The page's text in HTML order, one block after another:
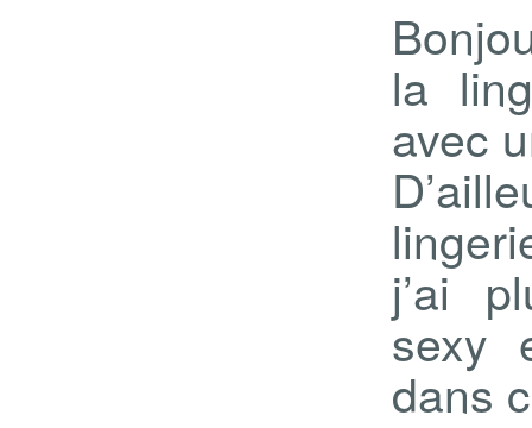
la
avec
j’ai
sexy
dans